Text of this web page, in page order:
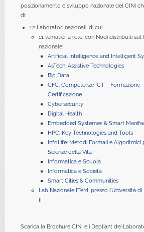
posizionamento e sviluppo nazionale del CINI
di:
12 Laboratori nazionali, di cui
11 tematici, a rete, con Nodi distribuiti sul
nazionale:
Artificial Intelligence and Intelligent
AsTech: Assistive Technologies
Big Data
CFC: Competenze ICT – Formazione –
Certificazione
Cybersecurity
Digital Health
Embedded Systemes & Smart
HPC: Key Technologies and Tools
InfoLife: Metodi Formali e Algoritmici
Scienze della Vita
Informatica e Scuola
Informatica e Società
Smart Cities & Communities
Lab Nazionale ITeM, presso l’Università
II
Scarica la Brochure CINI e i Depliant dei